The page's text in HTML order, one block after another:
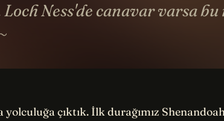
Ness'de canavar varsa
çıktık. İlk durağımız